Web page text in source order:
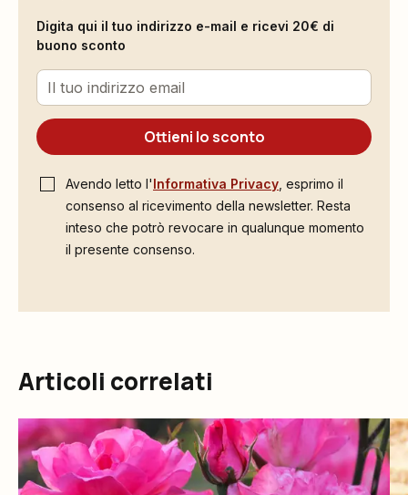
Digita qui il tuo indirizzo e-mail e ricevi 20€ di
buono sconto
Ottieni lo sconto
Avendo letto l'Informativa Privacy , esprimo il
consenso al ricevimento della newsletter. Resta
inteso che potrò revocare in qualunque momento
il presente consenso.
Articoli correlati